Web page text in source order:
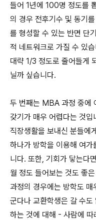
들어 1년에 100명 정도를
의 경우 전후기수 및 동기
를 형성할 수 있는 반면 단
적 네트워크로 가질 수 있
대략 1/3 정도로 줄어들게
닐까 싶습니다.
두 번째는 MBA 과정 중에
갖기가 매우 어렵다는 것
직장생활을 보내신 분들에
하나가 방학을 이용해 여
니다. 또한, 기회가 닿는다
월 정도 들어보는 것도 좋
과정의 경우에는 방학도 매
군다나 교환학생은 갈 수도
하는 것에 대해 - 사람에 따